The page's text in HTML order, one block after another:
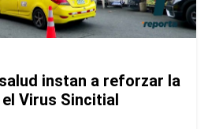
instan a reforzar la
Virus Sincitial